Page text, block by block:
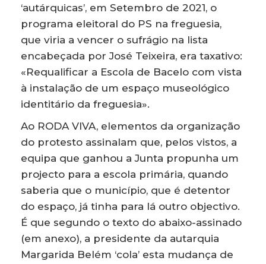
‘autárquicas’, em Setembro de 2021, o
programa eleitoral do PS na freguesia,
que viria a vencer o sufrágio na lista
encabeçada por José Teixeira, era taxativo:
«Requalificar a Escola de Bacelo com vista
à instalação de um espaço museológico
identitário da freguesia».
Ao RODA VIVA, elementos da organização
do protesto assinalam que, pelos vistos, a
equipa que ganhou a Junta propunha um
projecto para a escola primária, quando
saberia que o município, que é detentor
do espaço, já tinha para lá outro objectivo.
É que segundo o texto do abaixo-assinado
(em anexo), a presidente da autarquia
Margarida Belém ‘cola’ esta mudança de